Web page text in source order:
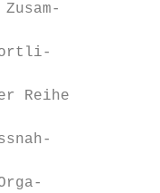
in Zusam-
Reihe
Orga-